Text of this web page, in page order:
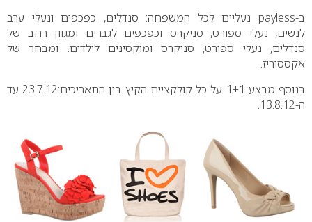
ב-payless נעליים לכל המשפחה: סנדלים, כפכפים ונעלי ערב
לנשים, נעלי ספורט, סניקרס וכפכפים לגברים ומגוון רחב של
סנדלים, נעלי ספורט, סניקרס ומוקסינים לילדים. ומבחר של
אקססוריז.
בנוסף מבצע 1+1 על כל קולקציית הקיץ בין התאריכים:23.7.12 עד
ה-13.8.12.